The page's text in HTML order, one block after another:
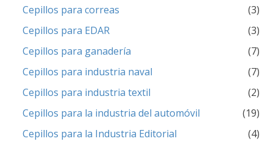
Cepillos para correas
(3)
Cepillos para EDAR
(3)
Cepillos para ganadería
(7)
Cepillos para industria naval
(7)
Cepillos para industria textil
(2)
Cepillos para la industria del automóvil
(19)
Cepillos para la Industria Editorial
(4)